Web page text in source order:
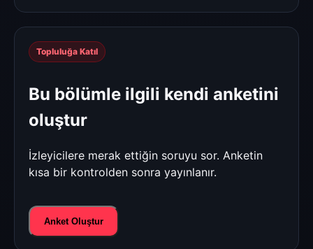
Topluluğa Katıl
Bu bölümle ilgili kendi anketini
oluştur
İzleyicilere merak ettiğin soruyu sor. Anketin
kısa bir kontrolden sonra yayınlanır.
Anket Oluştur